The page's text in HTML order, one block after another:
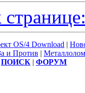
OS/4 Download |
и Против | Металлолом
ПОИСК | ФОРУМ